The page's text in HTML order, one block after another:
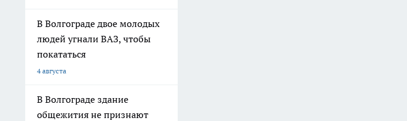
В Волгограде двое молодых
людей угнали ВАЗ, чтобы
покататься
4 августа
В Волгограде здание
общежития не признают